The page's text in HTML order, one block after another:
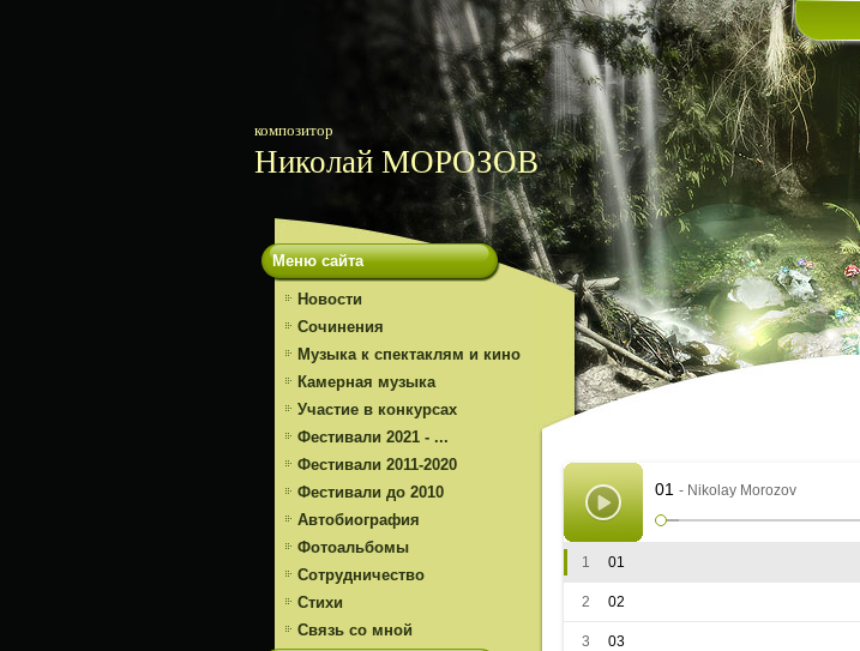
композитор
Николай МОРОЗОВ
Меню сайта
Новости
Сочинения
Музыка к спектаклям и кино
Камерная музыка
Участие в конкурсах
Фестивали 2021 - ...
Фестивали 2011-2020
Фестивали до 2010
Автобиография
Фотоальбомы
Сотрудничество
Стихи
Связь со мной
01 - Nikolay Morozov
1 01
2 02
3 03